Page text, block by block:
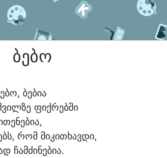
ბებო
ბო, ბებია
ვილზე ფიქრებში
თენებია,
რომ მიკითხავდი,
ჩამძინებია.